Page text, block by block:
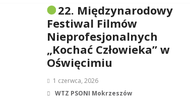
22. Międzynarodowy
Festiwal Filmów
Nieprofesjonalnych
„Kochać Człowieka” w
Oświęcimiu
1 czerwca, 2026
WTZ PSONI Mokrzeszów